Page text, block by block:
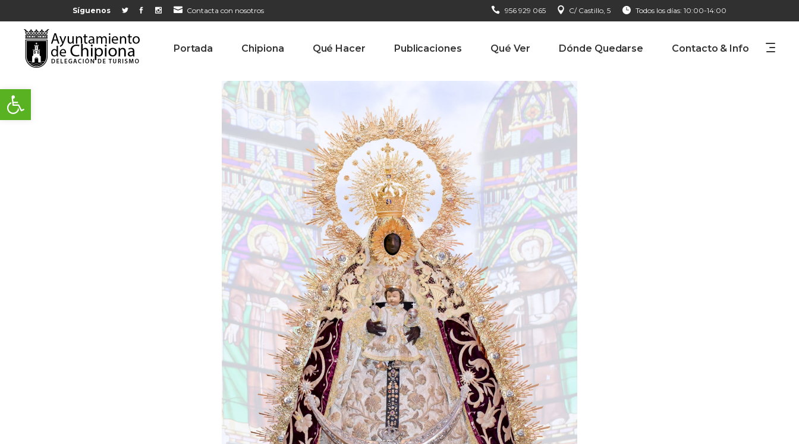
Abrir barra de herramientas
Síguenos Contacta con nosotros 956 929 065 C/ Castillo, 5 Todos los días: 10:00-14:00
Portada Chipiona Qué Hacer Publicaciones Qué Ver Dónde Quedarse Contacto & Info